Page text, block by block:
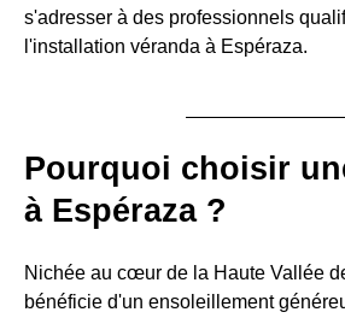
s'adresser à des professionnels
l'installation véranda à Espéraza.
Pourquoi choisir
à Espéraza ?
Nichée au cœur de la Haute Vallée
bénéficie d'un ensoleillement